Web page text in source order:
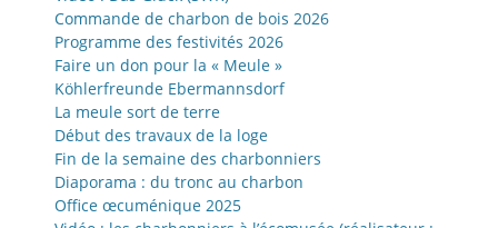
Commande de charbon de bois 2026
Programme des festivités 2026
Faire un don pour la « Meule »
Köhlerfreunde Ebermannsdorf
La meule sort de terre
Début des travaux de la loge
Fin de la semaine des charbonniers
Diaporama : du tronc au charbon
Office œcuménique 2025